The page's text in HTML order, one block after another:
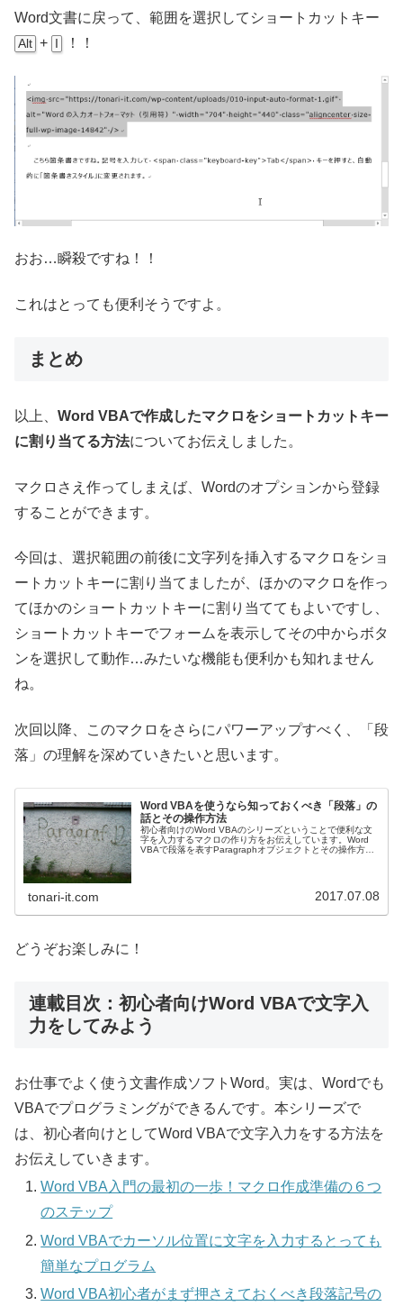
Word文書に戻って、範囲を選択してショートカットキー
Alt + ！！
おお…瞬殺ですね！！
これはとっても便利そうですよ。
まとめ
以上、 Word VBAで作成したマクロをショートカットキー
に割り当てる方法についてお伝えしました。
マクロさえ作ってしまえば、Wordのオプションから登録
することができます。
今回は、選択範囲の前後に文字列を挿入するマクロをショ
ートカットキーに割り当てましたが、ほかのマクロを作っ
てほかのショートカットキーに割り当ててもよいですし、
ショートカットキーでフォームを表示してその中からボタ
ンを選択して動作…みたいな機能も便利かも知れません
ね。
次回以降、このマクロをさらにパワーアップすべく、「段
落」の理解を深めていきたいと思います。
Word VBAを使うなら知っておくべき「段落」の
話とその操作方法
初心者向けのWord VBAのシリーズということで便利な文
字を入力するマクロの作り方をお伝えしています。Word
VBAで段落を表すParagraphオブジェクトとその操作方法
tonari-it.com 2017.07.08
どうぞお楽しみに！
連載目次：初心者向けWord VBAで文字入
力をしてみよう
お仕事でよく使う文書作成ソフトWord。実は、Wordでも
VBAでプログラミングができるんです。本シリーズで
は、初心者向けとしてWord VBAで文字入力をする方法を
お伝えしていきます。
Word VBA入門の最初の一歩！マクロ作成準備の６つ
のステップ
Word VBAでカーソル位置に文字を入力するとっても
簡単なプログラム
Word VBA初心者がまず押さえておくべき段落記号の